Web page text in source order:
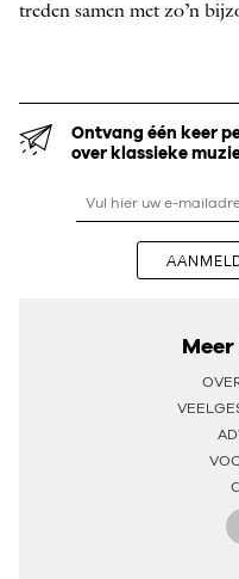
treden samen met zo’n
Ontvang één keer
over klassieke